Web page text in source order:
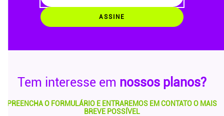
ASSINE
Tem interesse em nossos planos?
PREENCHA O FORMULÁRIO E ENTRAREMOS EM CONTATO O MAIS
BREVE POSSÍVEL